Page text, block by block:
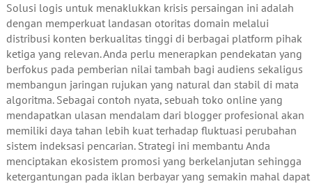
Solusi logis untuk menaklukkan krisis persaingan ini adalah
dengan memperkuat landasan otoritas domain melalui
distribusi konten berkualitas tinggi di berbagai platform pihak
ketiga yang relevan. Anda perlu menerapkan pendekatan yang
berfokus pada pemberian nilai tambah bagi audiens sekaligus
membangun jaringan rujukan yang natural dan stabil di mata
algoritma. Sebagai contoh nyata, sebuah toko online yang
mendapatkan ulasan mendalam dari blogger profesional akan
memiliki daya tahan lebih kuat terhadap fluktuasi perubahan
sistem indeksasi pencarian. Strategi ini membantu Anda
menciptakan ekosistem promosi yang berkelanjutan sehingga
ketergantungan pada iklan berbayar yang semakin mahal dapat